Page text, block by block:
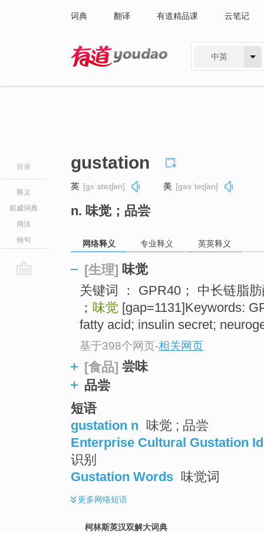
词典 翻译 有道精品课 云笔记
中英
目录
释义
权威词典
用法
例句
gustation
英 [ɡʌˈsteɪʃən] 美 [ɡəsˈteɪʃən]
n. 味觉；品尝
网络释义 专业释义 英英释义
[生理] 味觉
关键词 ： GPR40； 中长链脂
； 味觉 [gap=1131]Keywords:
fatty acid; insulin secret;
基于398个网页-相关网页
[食品] 尝味
品尝
短语
gustation n 味觉 ; 品尝
Enterprise Cultural Gustation
识别
Gustation Words 味觉词
更多网络短语
柯林斯英汉双解大词典